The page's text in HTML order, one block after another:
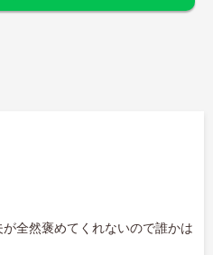
全然褒めてくれないので誰かは